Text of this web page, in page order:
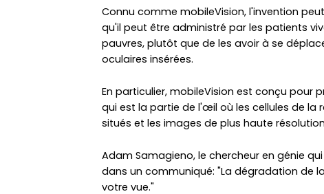
Connu comme mobileVision, l'invention
qu'il peut être administré par les patients
pauvres, plutôt que de les avoir à se
oculaires insérées.
En particulier, mobileVision est conçu pour
qui est la partie de l'œil où les cellules de la
situés et les images de plus haute
Adam Samagieno, le chercheur en génie
dans un communiqué: "La dégradation de
votre vue."